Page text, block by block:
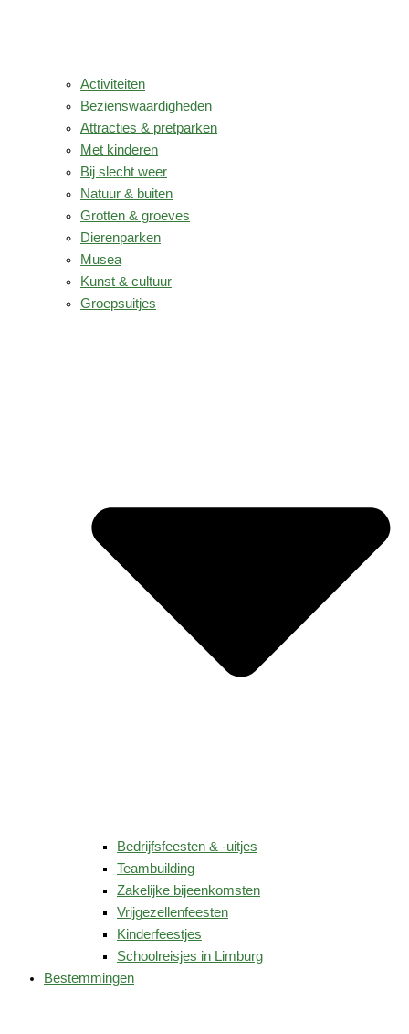
Activiteiten
Bezienswaardigheden
Attracties & pretparken
Met kinderen
Bij slecht weer
Natuur & buiten
Grotten & groeves
Dierenparken
Musea
Kunst & cultuur
Groepsuitjes
Bedrijfsfeesten & -uitjes
Teambuilding
Zakelijke bijeenkomsten
Vrijgezellenfeesten
Kinderfeestjes
Schoolreisjes in Limburg
Bestemmingen